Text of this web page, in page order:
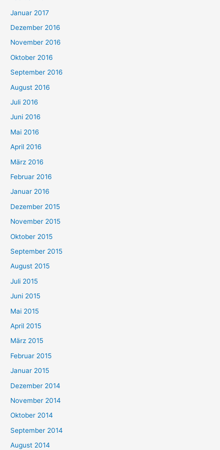
Januar 2017
Dezember 2016
November 2016
Oktober 2016
September 2016
August 2016
Juli 2016
Juni 2016
Mai 2016
April 2016
März 2016
Februar 2016
Januar 2016
Dezember 2015
November 2015
Oktober 2015
September 2015
August 2015
Juli 2015
Juni 2015
Mai 2015
April 2015
März 2015
Februar 2015
Januar 2015
Dezember 2014
November 2014
Oktober 2014
September 2014
August 2014